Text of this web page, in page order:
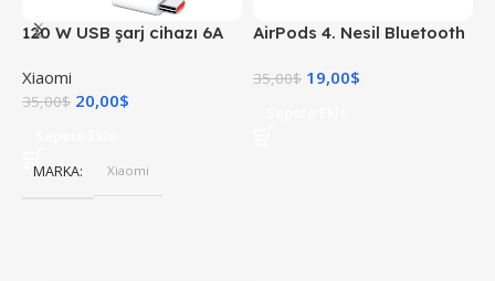
120 W USB şarj cihazı 6A
Turbo şarj hızlı şarj
Xiaomi
35,00$ 20,00$
MARKA Xiaomi
AirPods 4. Nesil Bluetooth
35,00$ 19,00$